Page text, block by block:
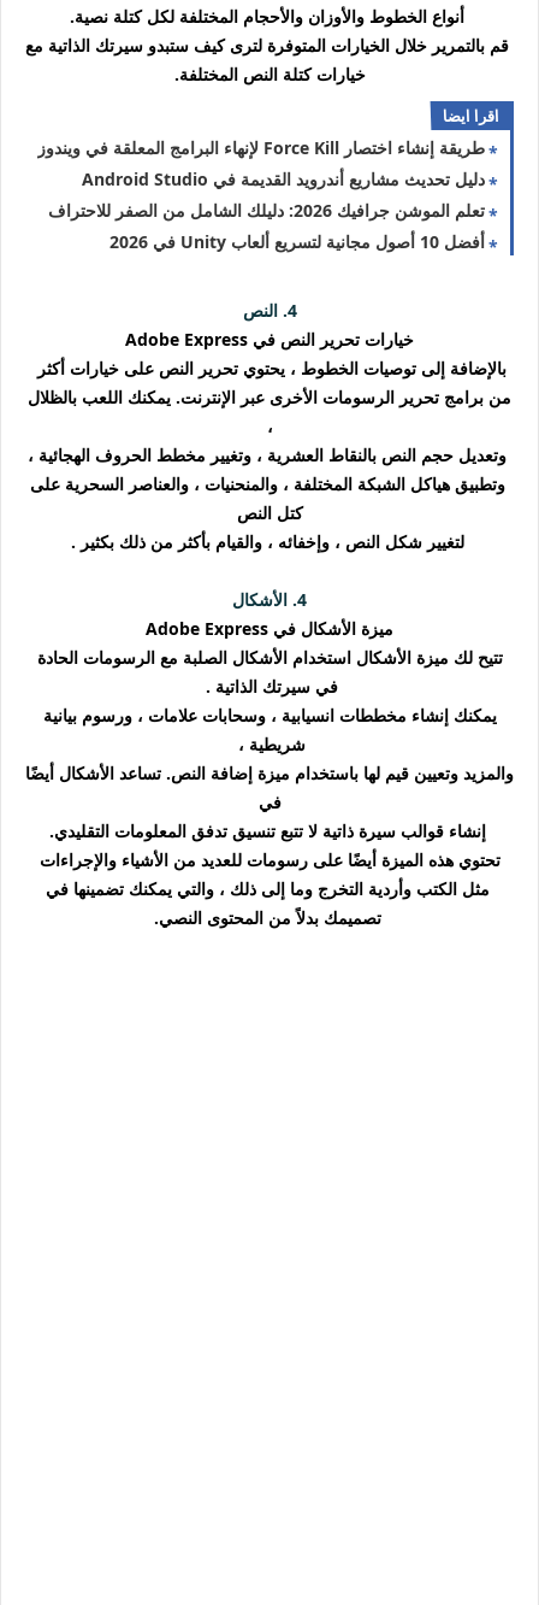
أنواع الخطوط والأوزان والأحجام المختلفة لكل كتلة نصية.
قم بالتمرير خلال الخيارات المتوفرة لترى كيف ستبدو سيرتك الذاتية مع
خيارات كتلة النص المختلفة.
اقرا ايضا
طريقة إنشاء اختصار Force Kill لإنهاء البرامج المعلقة في ويندوز
دليل تحديث مشاريع أندرويد القديمة في Android Studio
تعلم الموشن جرافيك 2026: دليلك الشامل من الصفر للاحتراف
أفضل 10 أصول مجانية لتسريع ألعاب Unity في 2026
4. النص
خيارات تحرير النص في Adobe Express
بالإضافة إلى توصيات الخطوط ، يحتوي تحرير النص على خيارات أكثر
من برامج تحرير الرسومات الأخرى عبر الإنترنت. يمكنك اللعب بالظلال
،
وتعديل حجم النص بالنقاط العشرية ، وتغيير مخطط الحروف الهجائية ،
وتطبيق هياكل الشبكة المختلفة ، والمنحنيات ، والعناصر السحرية على
كتل النص
لتغيير شكل النص ، وإخفائه ، والقيام بأكثر من ذلك بكثير .
4. الأشكال
ميزة الأشكال في Adobe Express
تتيح لك ميزة الأشكال استخدام الأشكال الصلبة مع الرسومات الحادة
في سيرتك الذاتية .
يمكنك إنشاء مخططات انسيابية ، وسحابات علامات ، ورسوم بيانية
شريطية ،
والمزيد وتعيين قيم لها باستخدام ميزة إضافة النص. تساعد الأشكال أيضًا
في
إنشاء قوالب سيرة ذاتية لا تتبع تنسيق تدفق المعلومات التقليدي.
تحتوي هذه الميزة أيضًا على رسومات للعديد من الأشياء والإجراءات
مثل الكتب وأردية التخرج وما إلى ذلك ، والتي يمكنك تضمينها في
تصميمك بدلاً من المحتوى النصي.